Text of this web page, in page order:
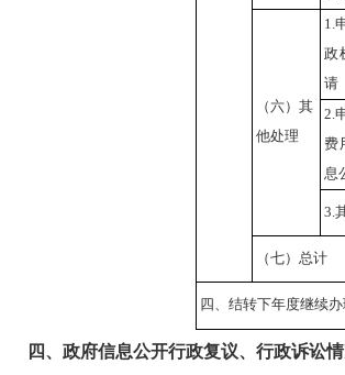
（六）其
他处理
1.
政
请
2.
费
息
3.
（七）总计
四、结转下年度继续办
四、政府信息公开行政复议、行政诉讼